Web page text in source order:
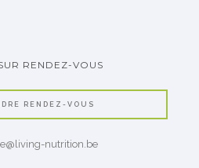
RENDEZ-VOUS
RENDEZ-VOUS
nutrition.be